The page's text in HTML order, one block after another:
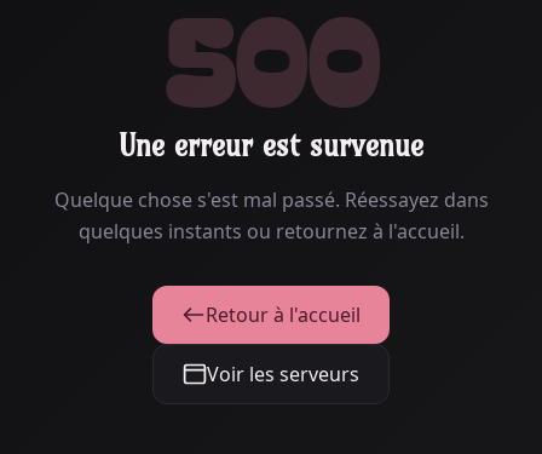
500
Une erreur est survenue
Quelque chose s'est mal passé. Réessayez dans
quelques instants ou retournez à l'accueil.
Retour à l'accueil
Voir les serveurs